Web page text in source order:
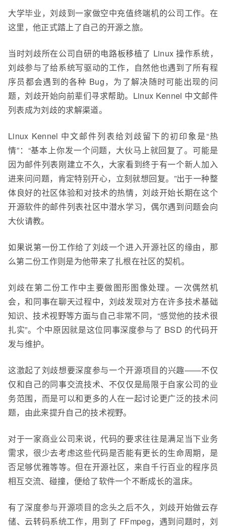
大学毕业，刘歧到一家做空中充值终端机的公司工作。在
这里，他正式踏上了自己的开源之旅。
当时刘歧所在公司自研的电路板移植了 Linux 操作系统，
刘歧参与了给系统写驱动的工作，自然他也遇到了所有程
序员都会遇到的各种 Bug，为了解决随时可能出现的问
题，刘歧开始向前辈们寻求帮助。Linux Kennel 中文邮件
列表成为刘歧的求解渠道。
Linux Kennel 中文邮件列表给刘歧留下的初印象是“热
情”：“基本上你发一个问题，大伙马上就回复了。可能是
因为邮件列表刚建立不久，大家看到终于有一个新人加入
进来问问题，肯定特别开心，立刻就想回复。”出于一种整
体良好的社区体验和对技术的热情，刘歧开始长期在这个
开源软件的邮件列表社区中潜水学习，偶尔遇到问题会向
大伙请教。
如果说第一份工作给了刘歧一个进入开源社区的缘由，那
么第二份工作则是为他带来了扎根在社区的契机。
刘歧在第二份工作中主要做图形图像处理。一次偶然机
会，和同事在聊天过程中，刘歧发现对方在许多技术基础
知识、技术视野等方面与自己非常不同，“感觉他的技术很
扎实”。个中原因就是这位同事深度参与了 BSD 的代码开
发与维护。
这激起了刘歧想要深度参与一个开源项目的兴趣——不仅
仅和自己的同事交流技术、不仅仅是局限于自家公司的业
务范围，而是可以和更多的人在一起讨论更广泛的技术问
题，由此来提升自己的技术视野。
对于一家商业公司来说，代码的要求往往是满足当下业务
需求，很少去考虑这些代码是否能有更长的生命周期，是
否足够优雅等等。但在开源社区，来自千行百业的程序员
相互交流、碰撞，便给了软件一个不断成长的温床。
有了深度参与开源项目的念头之后不久，刘歧开始做云存
储、云转码系统工作，用到了 FFmpeg，遇到问题时，刘